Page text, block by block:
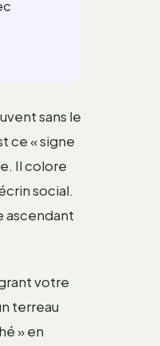
sans le
ce « signe
Il colore
social.
ascendant
votre
terreau
» en